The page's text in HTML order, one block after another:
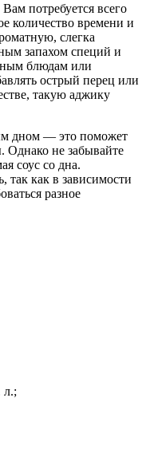
потребуется всего
количество времени и
слегка
запахом специй и
блюдам или
острый перец или
такую аджику
дном — это поможет
Однако не забывайте
соус со дна.
так как в зависимости
разное